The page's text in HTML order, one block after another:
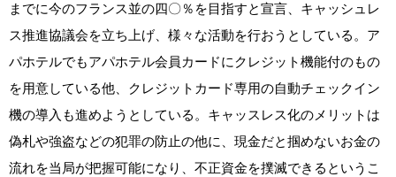
までに今のフランス並の四〇％を目指すと宣言、キャッシュレ
ス推進協議会を立ち上げ、様々な活動を行おうとしている。ア
パホテルでもアパホテル会員カードにクレジット機能付のもの
を用意している他、クレジットカード専用の自動チェックイン
機の導入も進めようとしている。キャッスレス化のメリットは
偽札や強盗などの犯罪の防止の他に、現金だと掴めないお金の
流れを当局が把握可能になり、不正資金を撲滅できるというこ